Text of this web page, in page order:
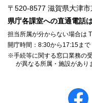
〒520-8577 滋賀県大津
県庁各課室への直通電話
担当所属が分からない場合は
開庁時間：8:30から17:15ま
※手続等に関する窓口業務の
が異なる所属・施設があり